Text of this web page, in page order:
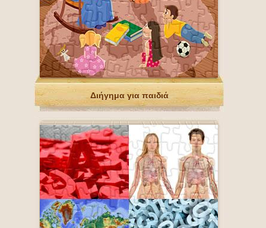
Διήγημα για παιδιά